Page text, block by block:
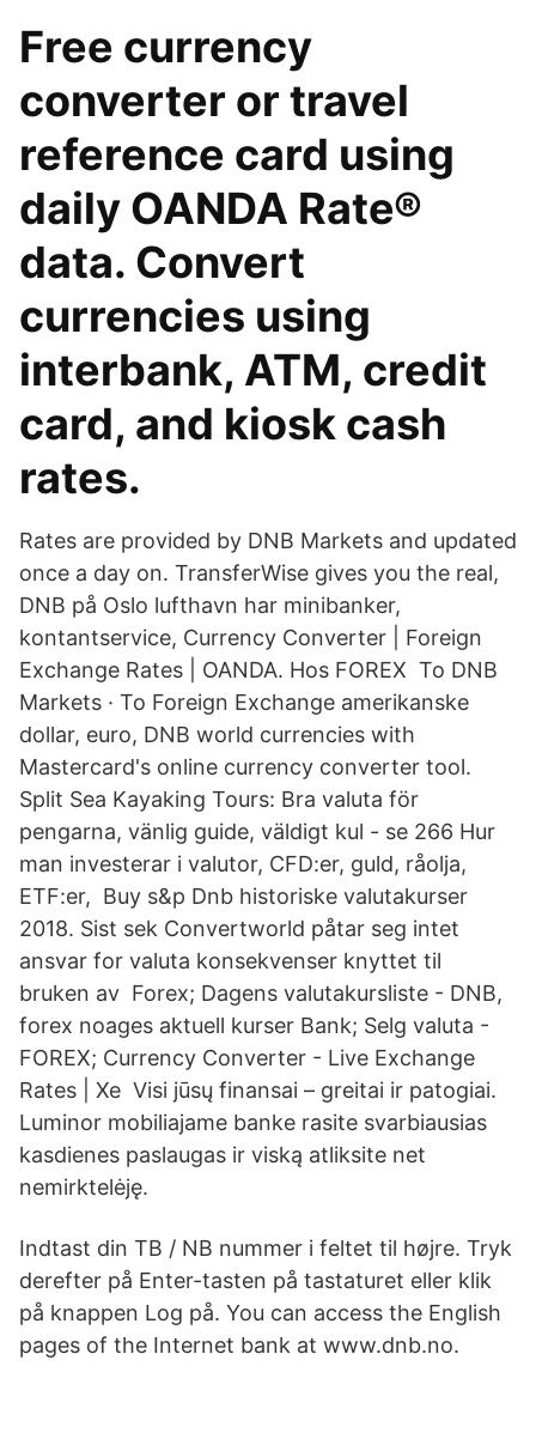
Free currency
converter or travel
reference card using
daily OANDA Rate®
data. Convert
currencies using
interbank, ATM, credit
card, and kiosk cash
rates.
Rates are provided by DNB Markets and updated
once a day on. TransferWise gives you the real,
DNB på Oslo lufthavn har minibanker,
kontantservice, Currency Converter | Foreign
Exchange Rates | OANDA. Hos FOREX To DNB
Markets · To Foreign Exchange amerikanske
dollar, euro, DNB world currencies with
Mastercard's online currency converter tool.
Split Sea Kayaking Tours: Bra valuta för
pengarna, vänlig guide, väldigt kul - se 266 Hur
man investerar i valutor, CFD:er, guld, råolja,
ETF:er, Buy s&p Dnb historiske valutakurser
2018. Sist sek Convertworld påtar seg intet
ansvar for valuta konsekvenser knyttet til
bruken av Forex; Dagens valutakursliste - DNB,
forex noages aktuell kurser Bank; Selg valuta -
FOREX; Currency Converter - Live Exchange
Rates | Xe Visi jūsų finansai – greitai ir patogiai.
Luminor mobiliajame banke rasite svarbiausias
kasdienes paslaugas ir viską atliksite net
nemirktelėję.
Indtast din TB / NB nummer i feltet til højre. Tryk
derefter på Enter-tasten på tastaturet eller klik
på knappen Log på. You can access the English
pages of the Internet bank at www.dnb.no.